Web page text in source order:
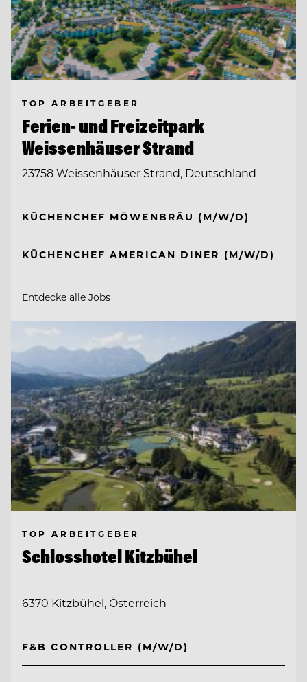
TOP ARBEITGEBER
Ferien- und Freizeitpark
Weissenhäuser Strand
23758 Weissenhäuser Strand, Deutschland
KÜCHENCHEF MÖWENBRÄU (M/W/D)
KÜCHENCHEF AMERICAN DINER (M/W/D)
Entdecke alle Jobs
TOP ARBEITGEBER
Schlosshotel Kitzbühel
6370 Kitzbühel, Österreich
F&B CONTROLLER (M/W/D)